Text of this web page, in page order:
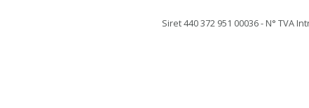
Siret 440 372 951 00036 - N° TVA